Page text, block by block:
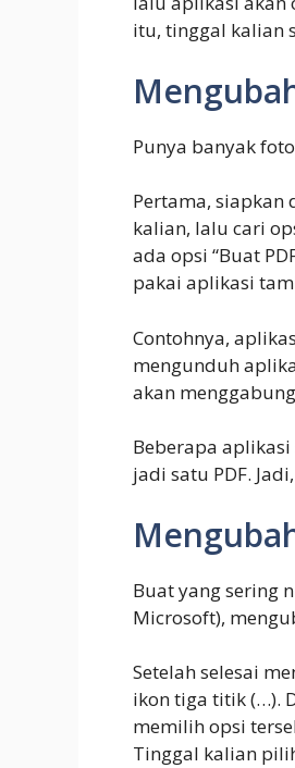
itu, tinggal kalian
Punya banyak
Pertama, siapkan
kalian, lalu cari
ada opsi “Buat
pakai aplikasi
Contohnya,
mengunduh
akan
Beberapa
jadi satu PDF.
Buat yang sering
Microsoft),
Setelah selesai
ikon tiga titik (…).
memilih opsi
Tinggal kalian